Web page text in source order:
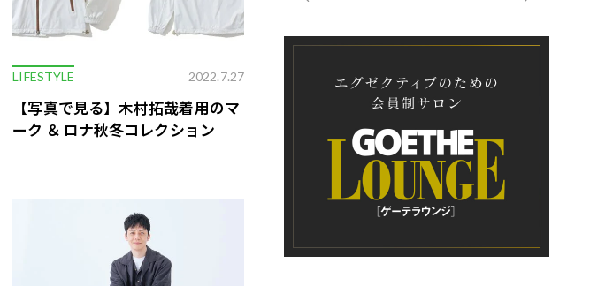
LIFESTYLE 2022.7.27
【写真で見る】木村拓哉着用のマ
ーク ＆ ロナ秋冬コレクション